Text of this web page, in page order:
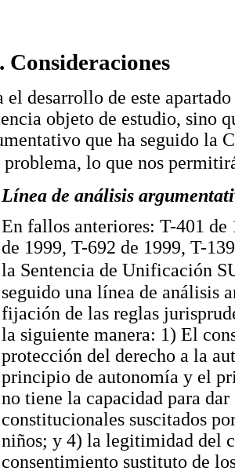
Consideraciones
el desarrollo de este
objeto de estudio, sino
que ha seguido la
problema, lo que nos
Línea de análisis
En fallos anteriores: T-401 de
de 1999, T-692 de 1999, T-
la Sentencia de Unificación
seguido una línea de análisis
fijación de las reglas
la siguiente manera: 1) El
protección del derecho a la
principio de autonomía y el
no tiene la capacidad para
constitucionales suscitados
niños; y 4) la legitimidad del
consentimiento sustituto de